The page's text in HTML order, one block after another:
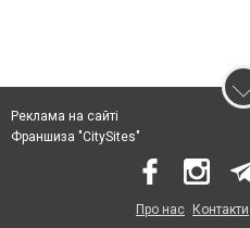
Реклама на сайті
Франшиза "CitySites"
Про нас Контакти